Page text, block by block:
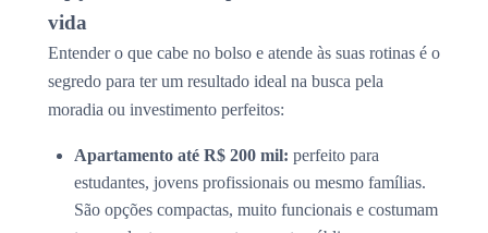
vida
Entender o que cabe no bolso e atende às suas rotinas é o
segredo para ter um resultado ideal na busca pela
moradia ou investimento perfeitos:
Apartamento até R$ 200 mil: perfeito para
estudantes, jovens profissionais ou mesmo famílias.
São opções compactas, muito funcionais e costumam